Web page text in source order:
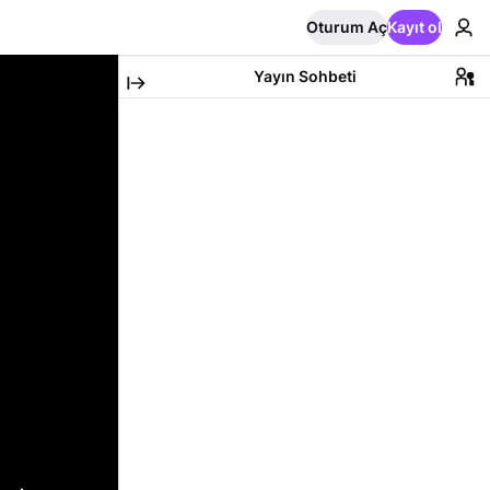
Oturum AçKayıt ol
Yayın Sohbeti